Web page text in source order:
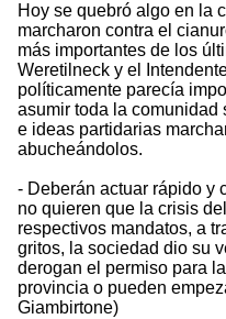
Hoy se quebró algo en la
marcharon contra el
más importantes de los
Weretilneck y el
políticamente parecía
asumir toda la
e ideas partidarias
abucheándolos.
- Deberán actuar rápido y
no quieren que la crisis
respectivos mandatos, a
gritos, la sociedad dio su
derogan el permiso para
provincia o pueden
Giambirtone)